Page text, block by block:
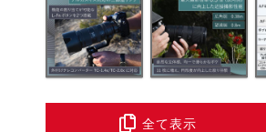
全て表示